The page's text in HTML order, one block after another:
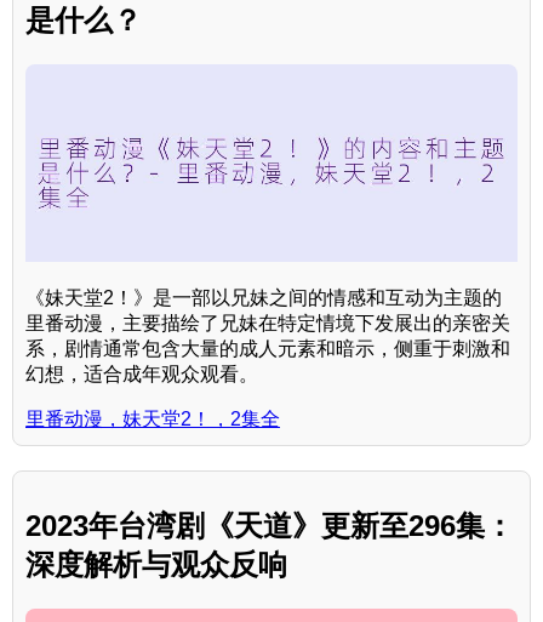
是什么？
《妹天堂2！》是一部以兄妹之间的情感和互动为主题的
里番动漫，主要描绘了兄妹在特定情境下发展出的亲密关
系，剧情通常包含大量的成人元素和暗示，侧重于刺激和
幻想，适合成年观众观看。
里番动漫，妹天堂2！，2集全
2023年台湾剧《天道》更新至296集：
深度解析与观众反响